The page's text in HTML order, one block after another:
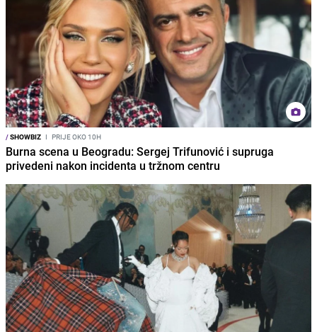
/SHOWBIZ I PRIJE OKO 10H
Burna scena u Beogradu: Sergej Trifunović i supruga
privedeni nakon incidenta u tržnom centru